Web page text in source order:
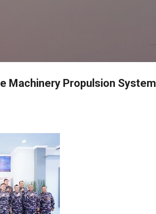
Machinery Propulsion System